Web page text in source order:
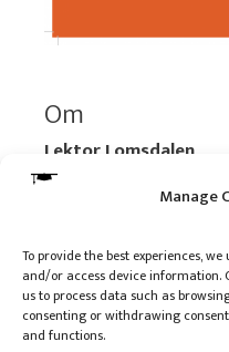
Manage
To provide the best experiences,
and/or access device information.
us to process data such as
consenting or withdrawing
and functions.
Om
Lektor Lomsdalen
Organisasjonsnummer:
Les mer:Om selskapet
Les mer:Om reklame